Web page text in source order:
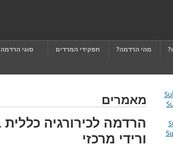
מהי הרדמה? תפקידי המרדים סוגי הרדמה
מאמרים
הרדמה לכירורגיה
ורידי מרכזי